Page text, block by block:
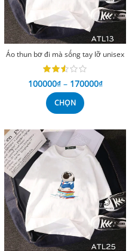
Áo thun bơ đi mà sống tay lỡ unisex
100000₫ – 170000₫
CHỌN